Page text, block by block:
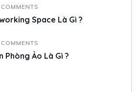
Space Là Gì ?
Phòng Ảo Là Gì ?